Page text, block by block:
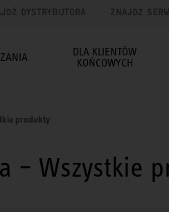
DYSTRYBUTORA ZNAJDŹ
DLA KLIENTÓW
KOŃCOWYCH
produkty
– Wszystkie